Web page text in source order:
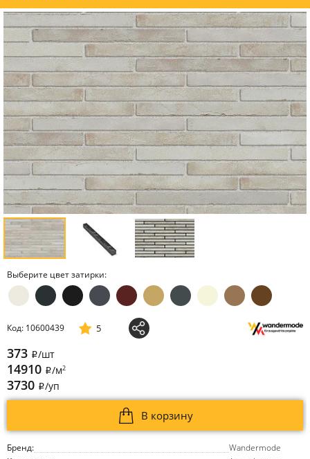
Выберите цвет затирки:
Бренд:
Wandermode
Код: 10600439 5
373 i/шт
14910 i/м2
3730 i/уп
В корзину